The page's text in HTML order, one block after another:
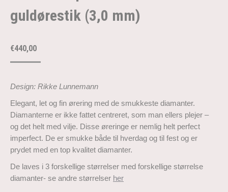
guldørestik (3,0 mm)
€440,00
Design: Rikke Lunnemann
Elegant, let og fin ørering med de smukkeste diamanter.
Diamanterne er ikke fattet centreret, som man ellers plejer –
og det helt med vilje. Disse øreringe er nemlig helt perfect
imperfect. De er smukke både til hverdag og til fest og er
prydet med en top kvalitet diamanter.
De laves i 3 forskellige størrelser med forskellige størrelse
diamanter- se andre størrelser her